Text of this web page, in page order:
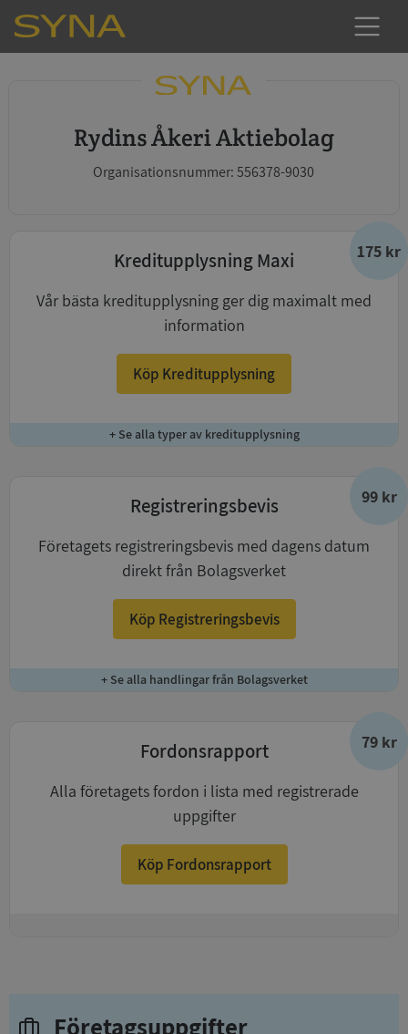
Rydins Åkeri Aktiebolag
Organisationsnummer: 556378-9030
175 kr
Kreditupplysning Maxi
Vår bästa kreditupplysning ger dig maximalt med
information
Köp Kreditupplysning
+ Se alla typer av kreditupplysning
99 kr
Registreringsbevis
Företagets registreringsbevis med dagens datum
direkt från Bolagsverket
Köp Registreringsbevis
+ Se alla handlingar från Bolagsverket
79 kr
Fordonsrapport
Alla företagets fordon i lista med registrerade
uppgifter
Köp Fordonsrapport
Företagsuppgifter